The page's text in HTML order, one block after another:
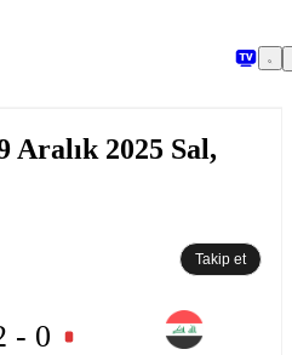
2025 Sal,
Takip et
- 0